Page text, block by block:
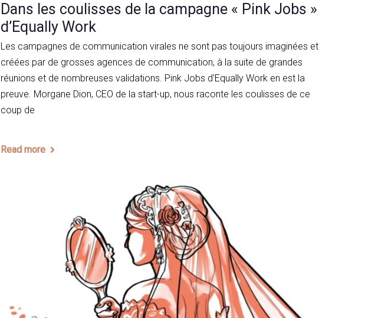
Dans les coulisses de la campagne « Pink Jobs »
d’Equally Work
Les campagnes de communication virales ne sont pas toujours imaginées et
créées par de grosses agences de communication, à la suite de grandes
réunions et de nombreuses validations. Pink Jobs d’Equally Work en est la
preuve. Morgane Dion, CEO de la start-up, nous raconte les coulisses de ce
coup de
Read more